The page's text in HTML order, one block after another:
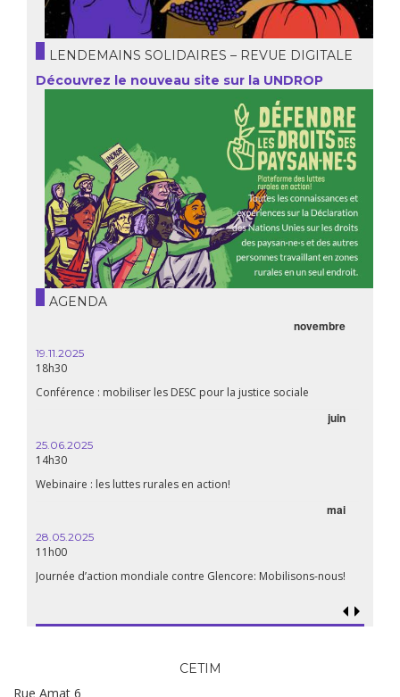
LENDEMAINS SOLIDAIRES – REVUE DIGITALE
Découvrez le nouveau site sur la UNDROP
AGENDA
novembre
19.11.2025
18h30
Conférence : mobiliser les DESC pour la justice sociale
juin
25.06.2025
14h30
Webinaire : les luttes rurales en action!
mai
28.05.2025
11h00
Journée d’action mondiale contre Glencore: Mobilisons-nous!
CETIM
Rue Amat 6